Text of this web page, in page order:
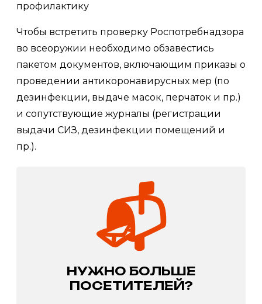
профилактику
Чтобы встретить проверку Роспотребнадзора
во всеоружии необходимо обзавестись
пакетом документов, включающим приказы о
проведении антикоронавирусных мер (по
дезинфекции, выдаче масок, перчаток и пр.)
и сопутствующие журналы (регистрации
выдачи СИЗ, дезинфекции помещений и
пр.).
📬
НУЖНО БОЛЬШЕ
ПОСЕТИТЕЛЕЙ?